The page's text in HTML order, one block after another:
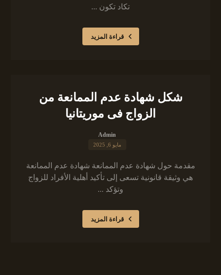
تكاد تكون ...
قراءة المزيد
شكل شهادة عدم الممانعة من
الزواج فى موريتانيا
Admin
مايو 6, 2025
مقدمة حول شهادة عدم الممانعة شهادة عدم الممانعة
هي وثيقة قانونية تسعى إلى تأكيد أهلية الأفراد للزواج
وتؤكد ...
قراءة المزيد